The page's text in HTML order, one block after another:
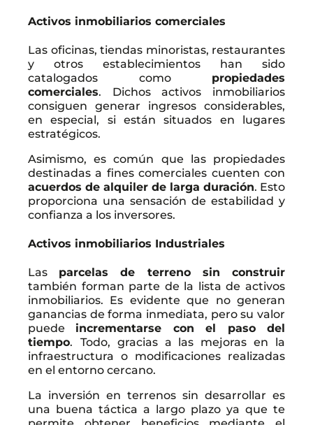
Activos inmobiliarios comerciales
Las oficinas, tiendas minoristas, restaurantes
y otros establecimientos han sido
catalogados como propiedades
comerciales. Dichos activos inmobiliarios
consiguen generar ingresos considerables,
en especial, si están situados en lugares
estratégicos.
Asimismo, es común que las propiedades
destinadas a fines comerciales cuenten con
acuerdos de alquiler de larga duración. Esto
proporciona una sensación de estabilidad y
confianza a los inversores.
Activos inmobiliarios Industriales
Las parcelas de terreno sin construir
también forman parte de la lista de activos
inmobiliarios. Es evidente que no generan
ganancias de forma inmediata, pero su valor
puede incrementarse con el paso del
tiempo.
Todo, gracias a las mejoras en la
infraestructura o modificaciones realizadas
en el entorno cercano.
La inversión en terrenos sin desarrollar es
una buena táctica a largo plazo ya que te